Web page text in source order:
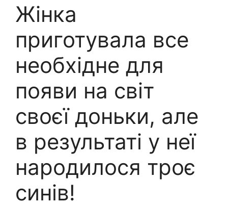
Жінка
приготувала все
необхідне для
появи на світ
своєї доньки, але
в результаті у неї
народилося троє
синів!